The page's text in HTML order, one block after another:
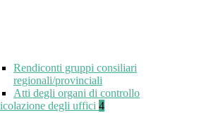
Rendiconti gruppi consiliari
regionali/provinciali
Atti degli organi di controllo
degli uffici 4